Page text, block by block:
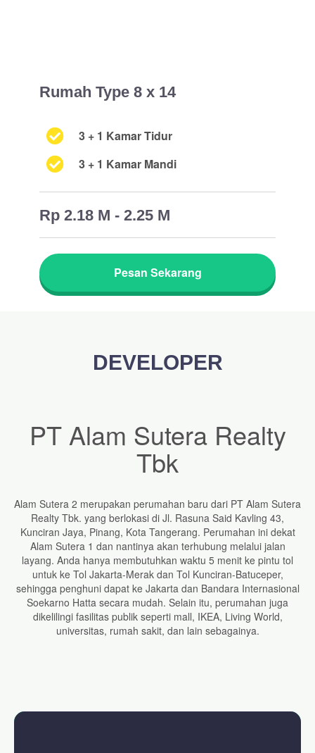
Rumah Type 8 x 14
3 + 1 Kamar Tidur
3 + 1 Kamar Mandi
Rp 2.18 M - 2.25 M
Pesan Sekarang
DEVELOPER
PT Alam Sutera Realty
Tbk
Alam Sutera 2 merupakan perumahan baru dari PT Alam Sutera
Realty Tbk. yang berlokasi di Jl. Rasuna Said Kavling 43,
Kunciran Jaya, Pinang, Kota Tangerang. Perumahan ini dekat
Alam Sutera 1 dan nantinya akan terhubung melalui jalan
layang. Anda hanya membutuhkan waktu 5 menit ke pintu tol
untuk ke Tol Jakarta-Merak dan Tol Kunciran-Batuceper,
sehingga penghuni dapat ke Jakarta dan Bandara Internasional
Soekarno Hatta secara mudah. Selain itu, perumahan juga
dikelilingi fasilitas publik seperti mall, IKEA, Living World,
universitas, rumah sakit, dan lain sebagainya.